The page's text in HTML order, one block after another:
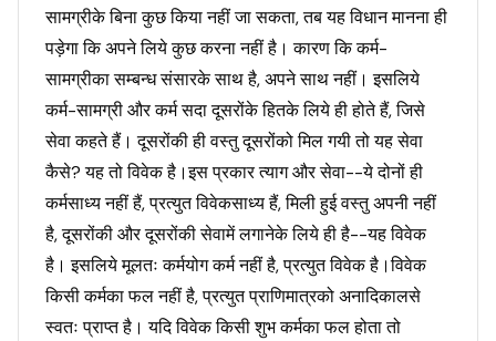
सामग्रीके बिना कुछ किया नहीं जा सकता, तब यह विधान मानना ही
पड़ेगा कि अपने लिये कुछ करना नहीं है। कारण कि कर्म-
सामग्रीका सम्बन्ध संसारके साथ है, अपने साथ नहीं। इसलिये
कर्म-सामग्री और कर्म सदा दूसरोंके हितके लिये ही होते हैं, जिसे
सेवा कहते हैं। दूसरोंकी ही वस्तु दूसरोंको मिल गयी तो यह सेवा
कैसे? यह तो विवेक है।इस प्रकार त्याग और सेवा--ये दोनों ही
कर्मसाध्य नहीं हैं, प्रत्युत विवेकसाध्य हैं, मिली हुई वस्तु अपनी नहीं
है, दूसरोंकी और दूसरोंकी सेवामें लगानेके लिये ही है--यह विवेक
है। इसलिये मूलतः कर्मयोग कर्म नहीं है, प्रत्युत विवेक है।विवेक
किसी कर्मका फल नहीं है, प्रत्युत प्राणिमात्रको अनादिकालसे
स्वतः प्राप्त है। यदि विवेक किसी शुभ कर्मका फल होता तो